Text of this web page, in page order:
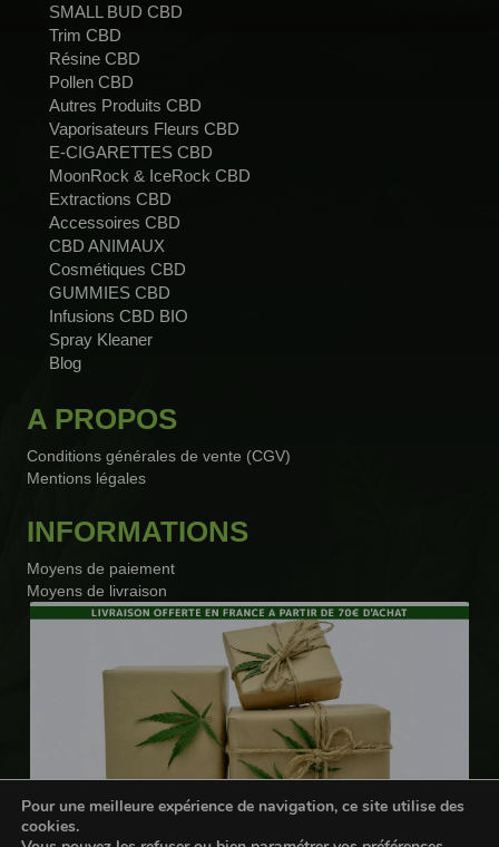
SMALL BUD CBD
Trim CBD
Résine CBD
Pollen CBD
Autres Produits CBD
Vaporisateurs Fleurs CBD
E-CIGARETTES CBD
MoonRock & IceRock CBD
Extractions CBD
Accessoires CBD
CBD ANIMAUX
Cosmétiques CBD
GUMMIES CBD
Infusions CBD BIO
Spray Kleaner
Blog
A PROPOS
Conditions générales de vente (CGV)
Mentions légales
INFORMATIONS
Moyens de paiement
Moyens de livraison
Pour une meilleure expérience de navigation, ce site utilise des
cookies.